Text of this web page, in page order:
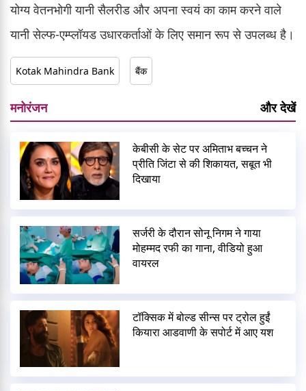
योग्य वेतनभोगी यानी सैलरीड और अपना स्वयं का काम करने वाले
यानी सेल्फ-एम्प्लॉयड उधारकर्ताओं के लिए समान रूप से उपलब्ध है।
Kotak Mahindra Bank बैंक
मनोरंजन और देखें
केबीसी के सेट पर अमिताभ बच्चन ने
प्रीति जिंटा से की शिकायत, सबूत भी
दिखाया
सर्जरी के दौरान सोनू निगम ने गाया
मोहम्मद रफी का गाना, वीडियो हुआ
वायरल
टॉक्सिक में बोल्ड सीन्स पर ट्रोल हुईं
कियारा आडवाणी के सपोर्ट में आए यश